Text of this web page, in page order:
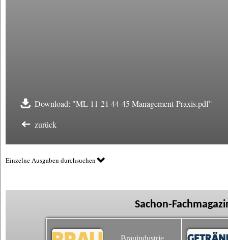
Download: "ML 11-21 44-45 Management-Praxis.pdf"
zurück
Einzelne Ausgaben durchsuchen
Sachon-
Brauindustrie